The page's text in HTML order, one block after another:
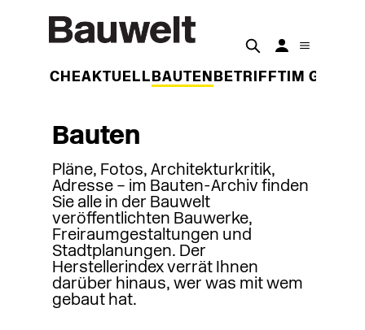
WOCHEAKTUELL BAUTEN BETRIFFT IM
Bauten
Pläne, Fotos, Architekturkritik,
Adresse – im Bauten-Archiv finden
Sie alle in der Bauwelt
veröffentlichten Bauwerke,
Freiraumgestaltungen und
Stadtplanungen. Der
Herstellerindex verrät Ihnen
darüber hinaus, wer was mit wem
gebaut hat.